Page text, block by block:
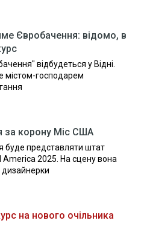
Євробачення: відомо, в
відбудеться у Відні.
містом-господарем
за корону Міс США
буде представляти штат
America 2025. На сцену вона
дизайнерки
на нового очільника